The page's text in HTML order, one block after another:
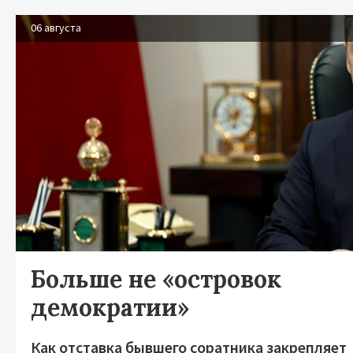
06 августа
Больше не «островок
демократии»
Как отставка бывшего соратника закрепляет